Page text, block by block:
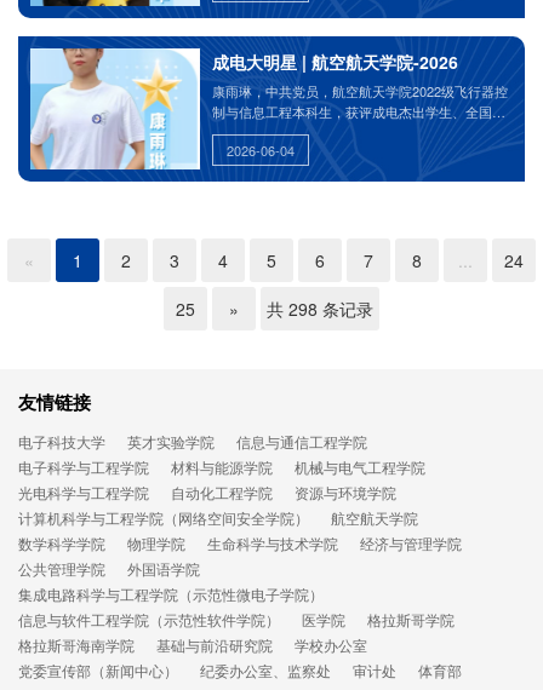
成电大明星 | 航空航天学院-2026
康雨琳，中共党员，航空航天学院2022级飞行器控
制与信息工程本科生，获评成电杰出学生、全国百
佳心理委员、四川省优秀毕业生、校优秀共产党员
等，以专业第一推免至本校直博，获国家奖学金、
航天一等奖学金。
2026-06-04
« 1 2 3 4 5 6 7 8 ...
24
25
» 共 298 条记录
友情链接
电子科技大学 英才实验学院
信息与通信工程学院
电子科学与工程学院
材料与能源学院
机械与电气工程学院
光电科学与工程学院
自动化工程学院
资源与环境学院
计算机科学与工程学院（网络空间安全学院）
航空航天学院
数学科学学院
物理学院 生命科学与技术学院
经济与管理学院
公共管理学院
外国语学院
集成电路科学与工程学院（示范性微电子学院）
信息与软件工程学院（示范性软件学院）
医学院
格拉斯哥学院
格拉斯哥海南学院
基础与前沿研究院
学校办公室
党委宣传部（新闻中心）
纪委办公室、监察处 审计处 体育部